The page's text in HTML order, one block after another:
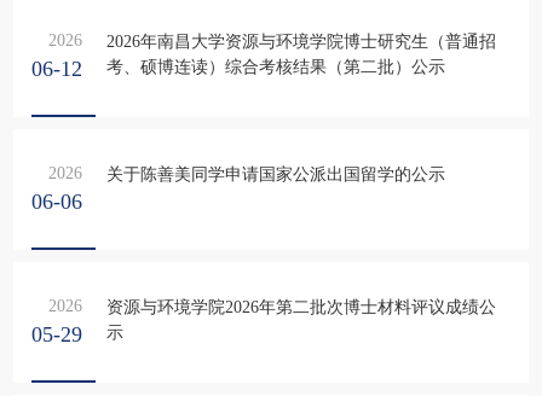
2026
06-12
2026年南昌大学资源与环境学院博士研究生（普通招
考、硕博连读）综合考核结果（第二批）公示
2026
06-06
关于陈善美同学申请国家公派出国留学的公示
2026
05-29
资源与环境学院2026年第二批次博士材料评议成绩公
示